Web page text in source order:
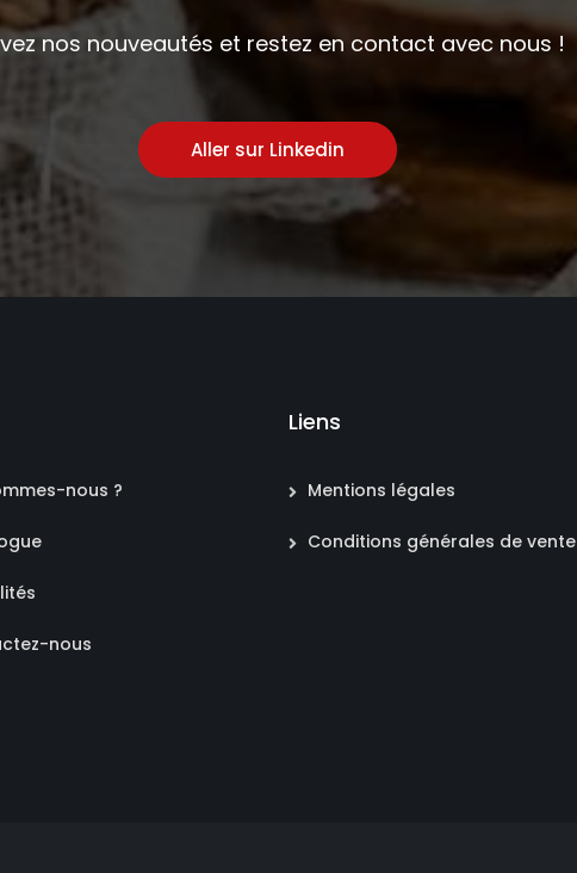
nos nouveautés et restez en contact avec nous !
Aller sur Linkedin
nous ?
nous
Liens
Mentions légales
Conditions générales de vente